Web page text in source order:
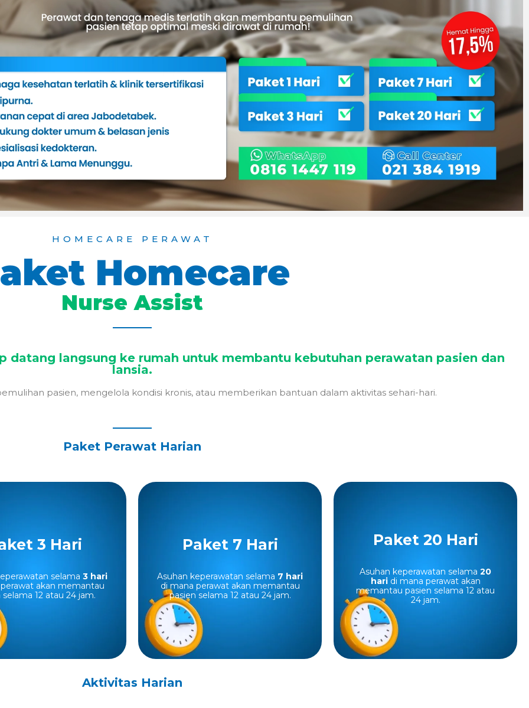
HOMECARE PERAWAT
Homecare
Nurse Assist
datang langsung ke rumah untuk membantu kebutuhan perawatan pasien dan
lansia.
pasien, mengelola kondisi kronis, atau memberikan bantuan dalam aktivitas sehari-hari.
Paket Perawat Harian
3 Hari
selama 3 hari
akan memantau
selama 12 atau 24 jam.
Paket 3 Hari
Nurse Assist untuk 3
hari, mulai dari
Paket 7 Hari
Asuhan keperawatan selama 7 hari
di mana perawat akan memantau
pasien selama 12 atau 24 jam.
Paket 7 Hari
Paket Nurse Assist untuk 7
hari, mulai dari
Rp4.403.000
Paket 20 Hari
Asuhan keperawatan selama 20
haridi mana perawat akan
memantau pasien selama 12 atau
24 jam.
Paket 20 Hari
Paket Nurse Assist untuk 20
hari, mulai dari
Rp12.210.000
Aktivitas Harian